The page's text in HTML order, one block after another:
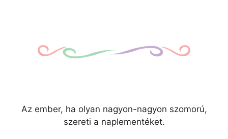
Az ember, ha olyan nagyon-nagyon szomorú,
szereti a naplementéket.